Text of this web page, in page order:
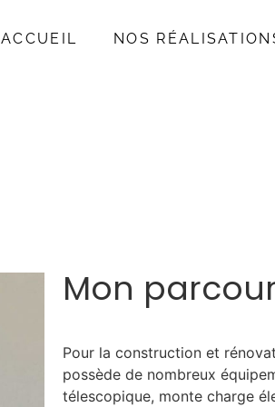
ACCUEIL NOS
Mon
Pour la construction et
possède de nombreux
télescopique, monte charge